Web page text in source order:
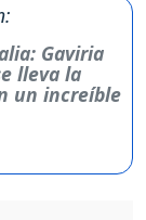
Gaviria
lleva la
un increíble